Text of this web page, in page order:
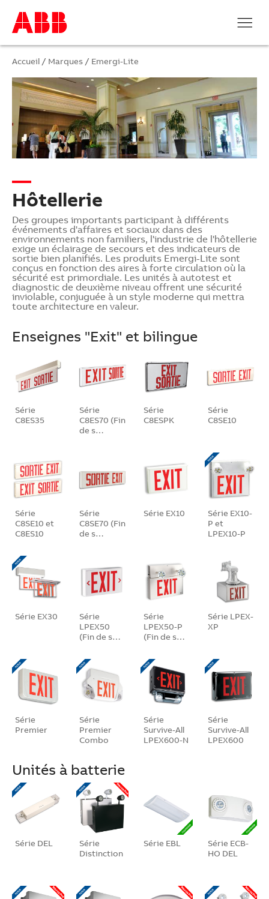
Accueil / Marques / Emergi-Lite
Hôtellerie
Des groupes importants participant à différents
événements d'affaires et sociaux dans des
environnements non familiers, l'industrie de l'hôtellerie
exige un éclairage de secours et des indicateurs de
sortie bien planifiés. Les produits Emergi-Lite sont
conçus en fonction des aires à forte circulation où la
sécurité est primordiale. Les unités à autotest et
diagnostic de deuxième niveau offrent une sécurité
inviolable, conjuguée à un style moderne qui mettra
toute architecture en valeur.
Enseignes "Exit" et bilingue
Série
C8ES35
Série
C8ES70 (Fin
de s…
Série
C8ESPK
Série
C8SE10
Série
C8SE10 et
C8ES10
Série
C8SE70 (Fin
de s…
Série EX10
Série EX10-
P et
LPEX10-P
Série EX30
Série
LPEX50
(Fin de s…
Série
LPEX50-P
(Fin de s…
Série LPEX-
XP
Série
Premier
Série
Premier
Combo
Série
Survive-All
LPEX600-N
Série
Survive-All
LPEX600
Unités à batterie
Série DEL
Série
Distinction
Série EBL
Série ECB-
HO DEL